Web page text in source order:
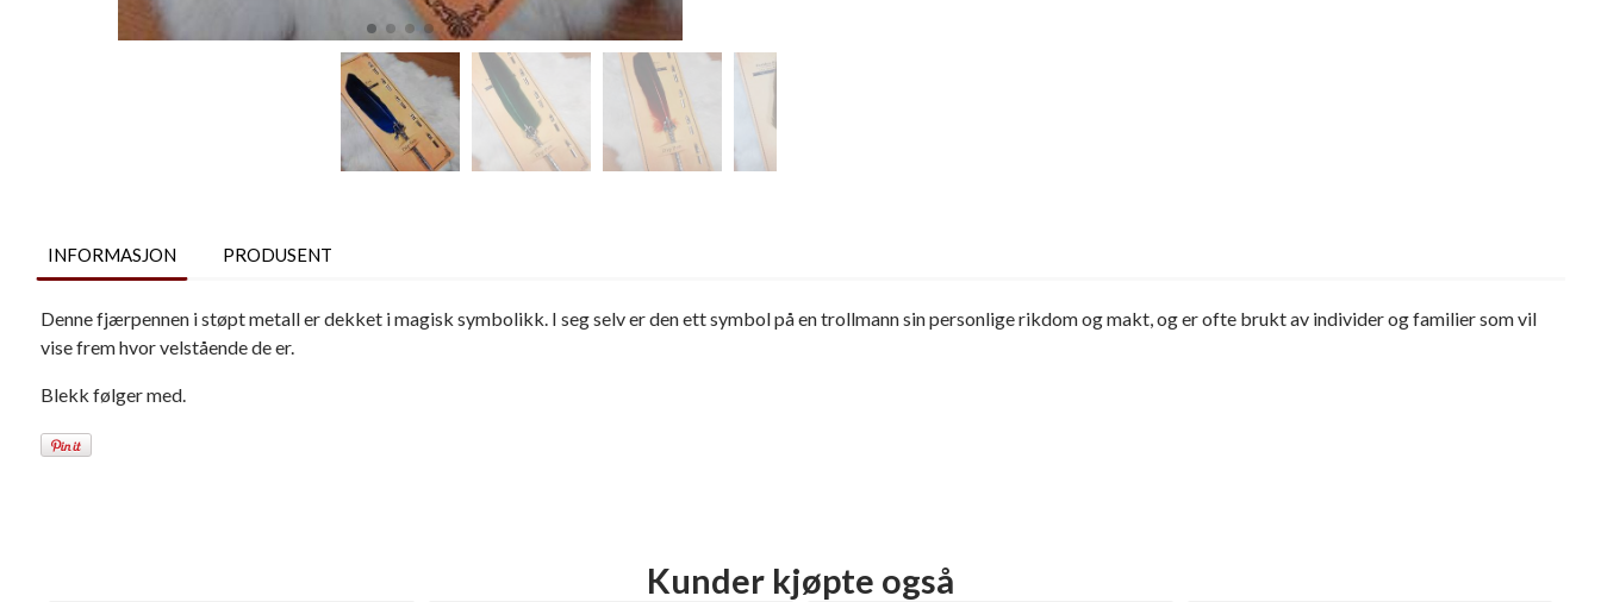
INFORMASJON PRODUSENT
Denne fjærpennen i støpt metall er dekket i magisk symbolikk. I seg selv er den ett symbol på en trollmann sin personlige rikdom og makt, og er ofte brukt av individer og familier som vil
vise frem hvor velstående de er.
Blekk følger med.
Kunder kjøpte også